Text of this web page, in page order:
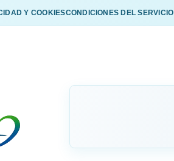
Y COOKIESCONDICIONES DEL SERVICIO